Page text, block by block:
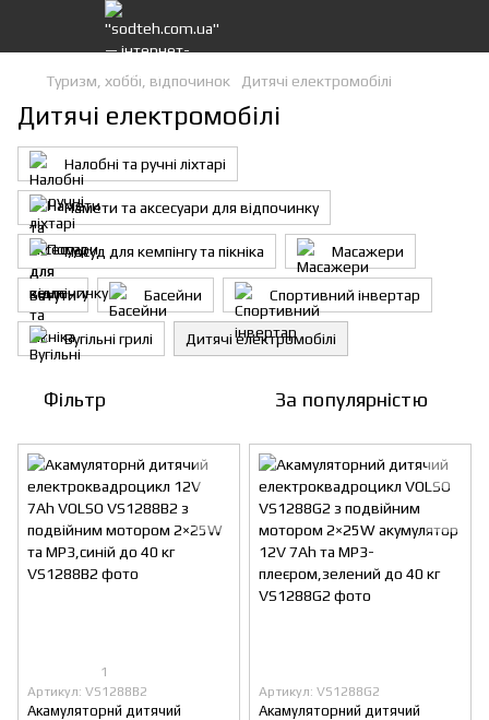
Туризм, хоббі, відпочинок Дитячі електромобілі
Дитячі електромобілі
Налобні та ручні ліхтарі
Намети та аксесуари для відпочинку
Посуд для кемпінгу та пікніка Масажери
Батути Басейни Спортивний інвертар
Вугільні грилі Дитячі електромобілі
Фільтр За популярністю
1
Артикул: VS1288B2
Акамуляторнй дитячий
Артикул: VS1288G2
Акамуляторний дитячий